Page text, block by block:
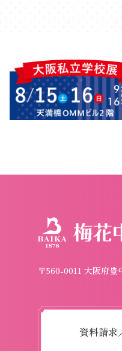
〒560-0011 大阪府豊
資料請求